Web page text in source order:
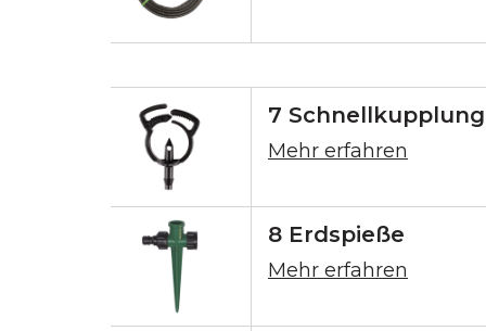
7
Mehr erfahren
8 Erdspieße
Mehr erfahren